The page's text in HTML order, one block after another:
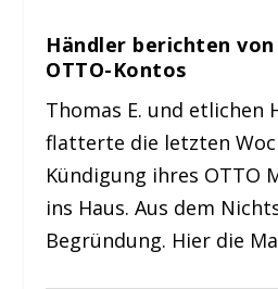
Händler berichten
OTTO-Kontos
Thomas E. und etlichen
flatterte die letzten
Kündigung ihres OTTO
ins Haus. Aus dem
Begründung. Hier die